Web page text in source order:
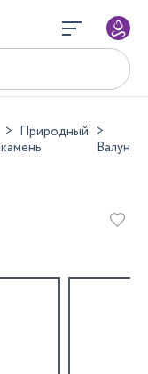
Природный
камень
Валун